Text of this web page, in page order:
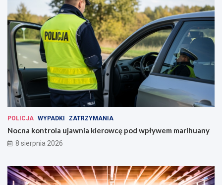
POLICJA WYPADKI ZATRZYMANIA
Nocna kontrola ujawnia kierowcę pod wpływem marihuany
8 sierpnia 2026